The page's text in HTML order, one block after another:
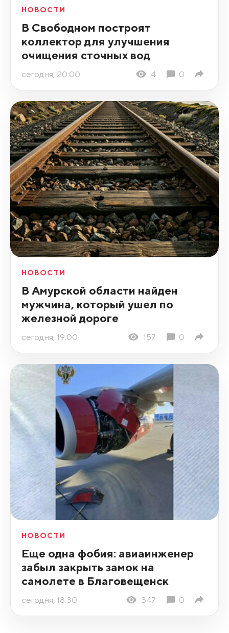
НОВОСТИ
В Свободном построят
коллектор для улучшения
очищения сточных вод
сегодня, 20:00 4 0
НОВОСТИ
В Амурской области найден
мужчина, который ушел по
железной дороге
сегодня, 19:00 157 0
НОВОСТИ
Еще одна фобия: авиаинженер
забыл закрыть замок на
самолете в Благовещенск
сегодня, 18:30 347 0